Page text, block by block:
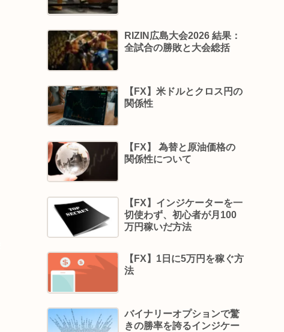
RIZIN広島大会2026 結果：
全試合の勝敗と大会総括
【FX】米ドルとクロス円の
関係性
【FX】 為替と原油価格の
関係性について
【FX】インジケーターを一
切使わず、初心者が月100
万円稼いだ方法
【FX】1日に5万円を稼ぐ方
法
バイナリーオプションで驚
きの勝率を誇るインジケー